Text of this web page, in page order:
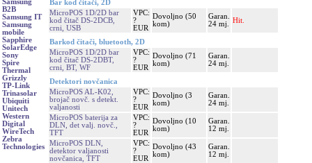
Samsung
B2B
Samsung IT
Samsung
mobile
Sapphire
SolarEdge
Sony
Spire
Thermal
Grizzly
TP-Link
Trinasolar
Ubiquiti
Unitech
Western
Digital
WireTech
Zebra
Technologies
Bar kod čitači, 2D
MicroPOS 1D/2D bar
kod čitač DS-2DCB,
crni, USB
VPC:
?
EUR
Dovoljno (50
kom)
Garan.
24 mj.
Hit.
Barkod čitači, bluetooth, 2D
MicroPOS 1D/2D bar
kod čitač DS-2DBT,
crni, BT, WF
VPC:
?
EUR
Dovoljno (71
kom)
Garan.
24 mj.
Detektori novčanica
MicroPOS AL-K02,
brojač novč. s detekt.
valjanosti
VPC:
?
EUR
Dovoljno (3
kom)
Garan.
24 mj.
MicroPOS baterija za
DLN, det valj. novč.,
TFT
VPC:
?
EUR
Dovoljno (10
kom)
Garan.
12 mj.
MicroPOS DLN,
detektor valjanosti
novčanica, TFT
VPC:
?
EUR
Dovoljno (43
kom)
Garan.
12 mj.